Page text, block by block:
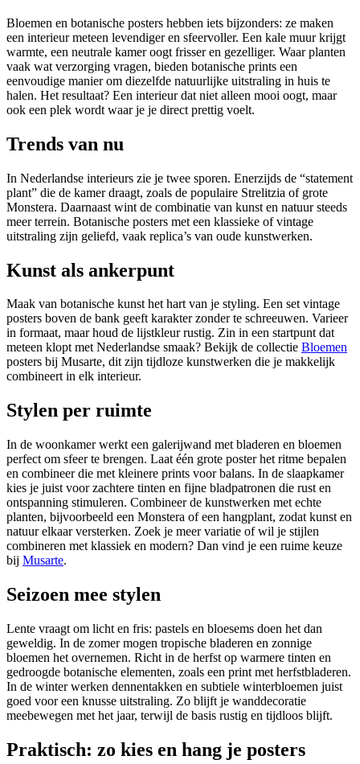
Bloemen en botanische posters hebben iets bijzonders: ze maken
een interieur meteen levendiger en sfeervoller. Een kale muur krijgt
warmte, een neutrale kamer oogt frisser en gezelliger. Waar planten
vaak wat verzorging vragen, bieden botanische prints een
eenvoudige manier om diezelfde natuurlijke uitstraling in huis te
halen. Het resultaat? Een interieur dat niet alleen mooi oogt, maar
ook een plek wordt waar je je direct prettig voelt.
Trends van nu
In Nederlandse interieurs zie je twee sporen. Enerzijds de “statement
plant” die de kamer draagt, zoals de populaire Strelitzia of grote
Monstera. Daarnaast wint de combinatie van kunst en natuur steeds
meer terrein. Botanische posters met een klassieke of vintage
uitstraling zijn geliefd, vaak replica’s van oude kunstwerken.
Kunst als ankerpunt
Maak van botanische kunst het hart van je styling. Een set vintage
posters boven de bank geeft karakter zonder te schreeuwen. Varieer
in formaat, maar houd de lijstkleur rustig. Zin in een startpunt dat
meteen klopt met Nederlandse smaak? Bekijk de collectie Bloemen
posters bij Musarte, dit zijn tijdloze kunstwerken die je makkelijk
combineert in elk interieur.
Stylen per ruimte
In de woonkamer werkt een galerijwand met bladeren en bloemen
perfect om sfeer te brengen. Laat één grote poster het ritme bepalen
en combineer die met kleinere prints voor balans. In de slaapkamer
kies je juist voor zachtere tinten en fijne bladpatronen die rust en
ontspanning stimuleren. Combineer de kunstwerken met echte
planten, bijvoorbeeld een Monstera of een hangplant, zodat kunst en
natuur elkaar versterken. Zoek je meer variatie of wil je stijlen
combineren met klassiek en modern? Dan vind je een ruime keuze
bij Musarte.
Seizoen mee stylen
Lente vraagt om licht en fris: pastels en bloesems doen het dan
geweldig. In de zomer mogen tropische bladeren en zonnige
bloemen het overnemen. Richt in de herfst op warmere tinten en
gedroogde botanische elementen, zoals een print met herfstbladeren.
In de winter werken dennentakken en subtiele winterbloemen juist
goed voor een knusse uitstraling. Zo blijft je wanddecoratie
meebewegen met het jaar, terwijl de basis rustig en tijdloos blijft.
Praktisch: zo kies en hang je posters